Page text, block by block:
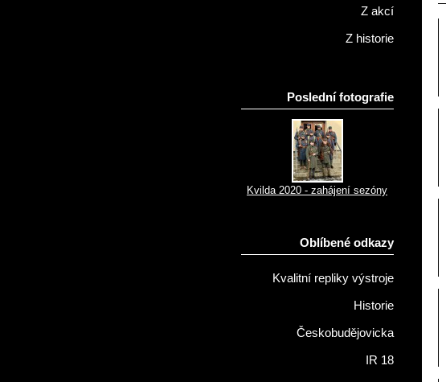
Z akcí
Z historie
Poslední fotografie
Kvilda 2020 - zahájení sezóny
Oblíbené odkazy
Kvalitní repliky výstroje
Historie
Českobudějovicka
IR 18